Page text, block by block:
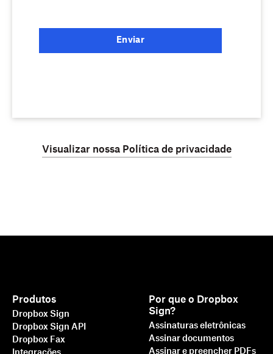
Enviar
Visualizar nossa Política de privacidade
Produtos
Dropbox Sign
Dropbox Sign API
Dropbox Fax
Por que o Dropbox
Sign?
Assinaturas eletrônicas
Assinar documentos
Assinar e preencher PDFs